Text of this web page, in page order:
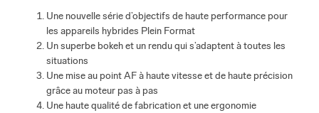
Une nouvelle série d’objectifs de haute performance pour
les appareils hybrides Plein Format
Un superbe bokeh et un rendu qui s’adaptent à toutes les
situations
Une mise au point AF à haute vitesse et de haute précision
grâce au moteur pas à pas
Une haute qualité de fabrication et une ergonomie